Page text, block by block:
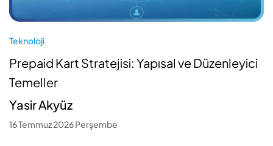
Teknoloji
Prepaid Kart Stratejisi: Yapısal ve Düzenleyici
Temeller
Yasir Akyüz
16 Temmuz 2026 Perşembe